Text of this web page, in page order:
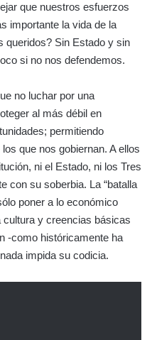
que nuestros esfuerzos
importante la vida de la
queridos? Sin Estado y sin
si no nos defendemos.
no luchar por una
al más débil en
permitiendo
que nos gobiernan. A ellos
ni el Estado, ni los Tres
con su soberbia. La “batalla
poner a lo económico
y creencias básicas
-como históricamente ha
impida su codicia.